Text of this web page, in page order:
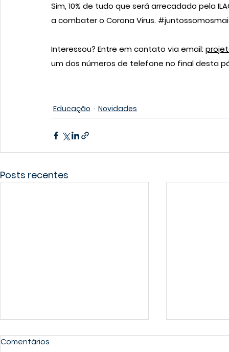
Sim, 10% de tudo que será arrecadado pela
a combater o Corona Virus.
Interessou? Entre em contato via email:
um dos números de telefone no final desta
Educação Novidades
Posts recentes
Comentários